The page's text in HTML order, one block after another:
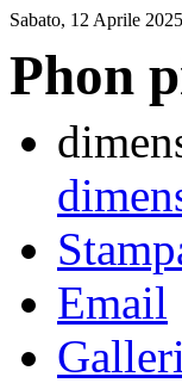
Sabato, 12 Aprile
Phon
Email